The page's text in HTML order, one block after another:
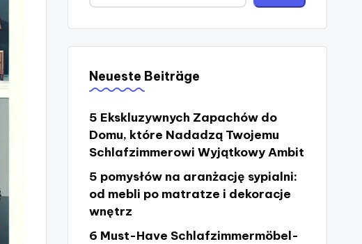
Neueste Beiträge
5 Ekskluzywnych Zapachów do
Domu, które Nadadzą Twojemu
Schlafzimmerowi Wyjątkowy Ambit
5 pomysłów na aranżację sypialni:
od mebli po matratze i dekoracje
wnętrz
6 Must-Have Schlafzimmermöbel-